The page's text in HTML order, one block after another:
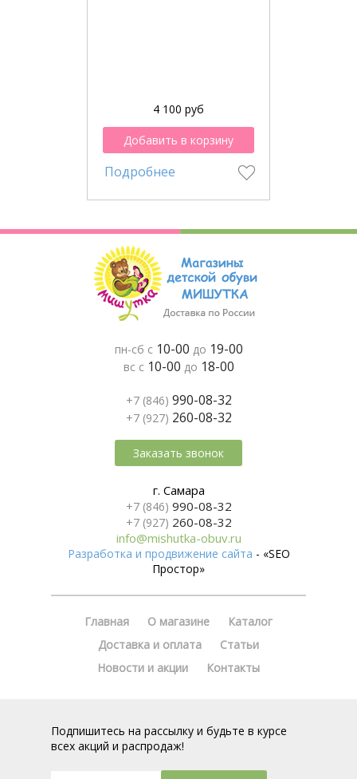
4 100 руб
Добавить в корзину
Подробнее
пн-сб с 10-00 до 19-00
вс с 10-00 до 18-00
+7 (846) 990-08-32
+7 (927) 260-08-32
Заказать звонок
г. Самара
+7 (846) 990-08-32
+7 (927) 260-08-32
info@mishutka-obuv.ru
Разработка и продвижение сайта - «SEO
Простор»
Главная О магазине
Каталог
Доставка и оплата
Статьи
Новости и акции
Контакты
Подпишитесь на рассылку и будьте в курсе
всех акций и распродаж!